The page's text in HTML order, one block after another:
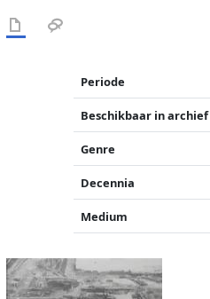
Periode
Beschikbaar in archief
Genre
Decennia
Medium